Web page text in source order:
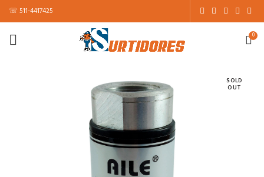
☏ 511-4417425
0
SOLD
OUT